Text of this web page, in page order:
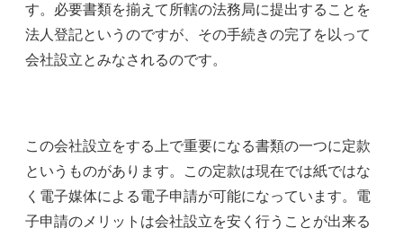
す。必要書類を揃えて所轄の法務局に提出することを
法人登記というのですが、その手続きの完了を以って
会社設立とみなされるのです。
この会社設立をする上で重要になる書類の一つに定款
というものがあります。この定款は現在では紙ではな
く電子媒体による電子申請が可能になっています。電
子申請のメリットは会社設立を安く行うことが出来る